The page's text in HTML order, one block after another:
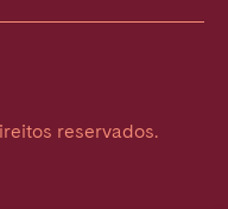
reservados.